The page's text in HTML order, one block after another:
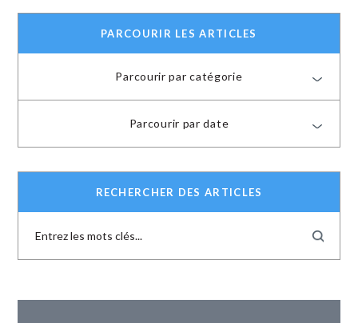
PARCOURIR LES ARTICLES
Parcourir par catégorie
Parcourir par date
RECHERCHER DES ARTICLES